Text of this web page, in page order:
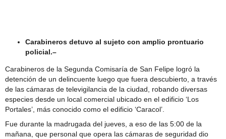
Carabineros detuvo al sujeto con amplio prontuario
policial.–
Carabineros de la Segunda Comisaría de San Felipe logró la
detención de un delincuente luego que fuera descubierto, a través
de las cámaras de televigilancia de la ciudad, robando diversas
especies desde un local comercial ubicado en el edificio ‘Los
Portales’, más conocido como el edificio ‘Caracol’.
Fue durante la madrugada del jueves, a eso de las 5:00 de la
mañana, que personal que opera las cámaras de seguridad dio